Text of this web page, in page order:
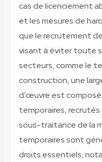
cas de licenciement
et les mesures de
que le recrutement
visant à éviter toute
secteurs, comme le
construction, une
d’œuvre est
temporaires, recrutés
sous-traitance de la
temporaires sont
droits essentiels,